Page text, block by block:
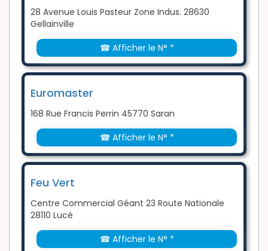
28 Avenue Louis Pasteur Zone Indus. 28630
Gellainville
☎ Afficher le N° *
Euromaster
168 Rue Francis Perrin 45770 Saran
☎ Afficher le N° *
Feu Vert
Centre Commercial Géant 23 Route Nationale
28110 Lucé
☎ Afficher le N° *